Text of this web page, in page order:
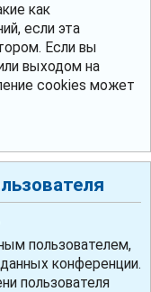
как
если эта
Если вы
выходом на
cookies может
пользователем,
конференции.
пользователя